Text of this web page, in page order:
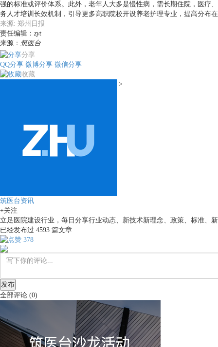
强的标准或评价体系。此外，老年人大多是慢性病，需长期住院，医疗
务人才培训长效机制，引导更多高职院校开设养老护理专业，提高分布
来源: 郑州日报
责任编辑： zyt
来源： 筑医台
分享
QQ分享 微博分享 微信分享
收藏
>
筑医台资讯
+关注
立足医院建设行业，每日分享行业动态、新技术新理念、政策、标准、
已经发布过 4593 篇文章
378
发布
全部评论 (0)